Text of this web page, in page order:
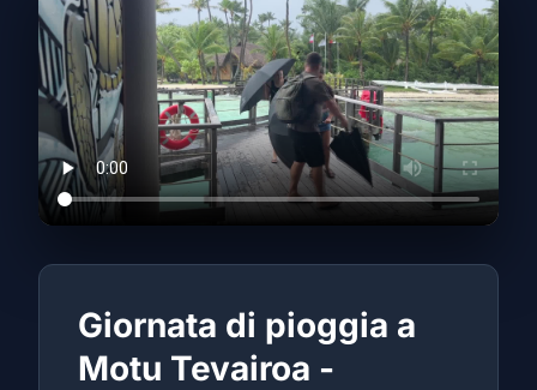
Giornata di pioggia a
Motu Tevairoa -